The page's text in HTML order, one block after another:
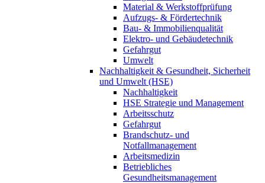
Material & Werkstoffprüfung
Aufzugs- & Fördertechnik
Bau- & Immobilienqualität
Elektro- und Gebäudetechnik
Gefahrgut
Umwelt
Nachhaltigkeit & Gesundheit, Sicherheit
und Umwelt (HSE)
Nachhaltigkeit
HSE Strategie und Management
Arbeitsschutz
Gefahrgut
Brandschutz- und
Notfallmanagement
Arbeitsmedizin
Betriebliches
Gesundheitsmanagement